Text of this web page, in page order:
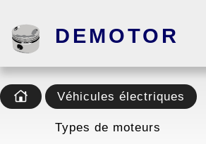
DEMOTOR
Véhicules électriques
Types de moteurs